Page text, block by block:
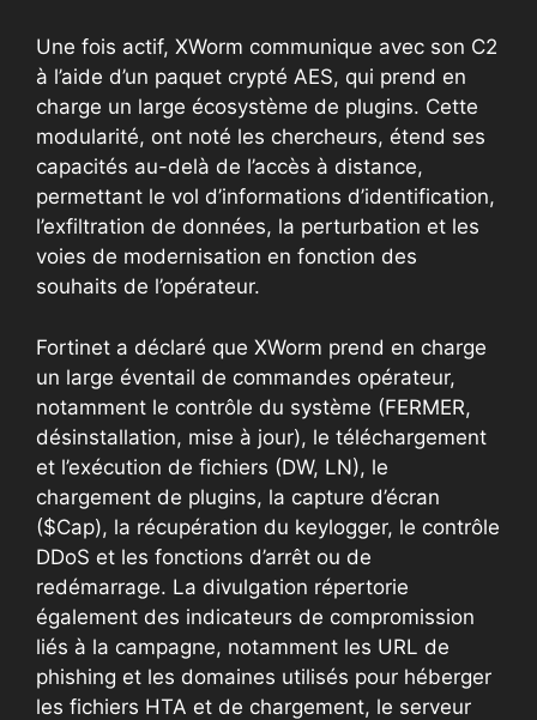
Une fois actif, XWorm communique avec son C2
à l’aide d’un paquet crypté AES, qui prend en
charge un large écosystème de plugins. Cette
modularité, ont noté les chercheurs, étend ses
capacités au-delà de l’accès à distance,
permettant le vol d’informations d’identification,
l’exfiltration de données, la perturbation et les
voies de modernisation en fonction des
souhaits de l’opérateur.
Fortinet a déclaré que XWorm prend en charge
un large éventail de commandes opérateur,
notamment le contrôle du système (FERMER,
désinstallation, mise à jour), le téléchargement
et l’exécution de fichiers (DW, LN), le
chargement de plugins, la capture d’écran
($Cap), la récupération du keylogger, le contrôle
DDoS et les fonctions d’arrêt ou de
redémarrage. La divulgation répertorie
également des indicateurs de compromission
liés à la campagne, notamment les URL de
phishing et les domaines utilisés pour héberger
les fichiers HTA et de chargement, le serveur